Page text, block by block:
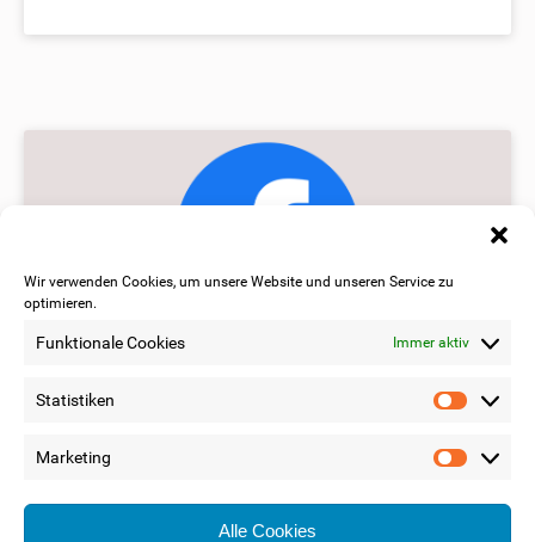
Wir verwenden Cookies, um unsere Website und unseren Service zu
optimieren.
Funktionale Cookies Immer aktiv
Statistiken
Marketing
Alle Cookies
Updates zum Thema Bausparen,